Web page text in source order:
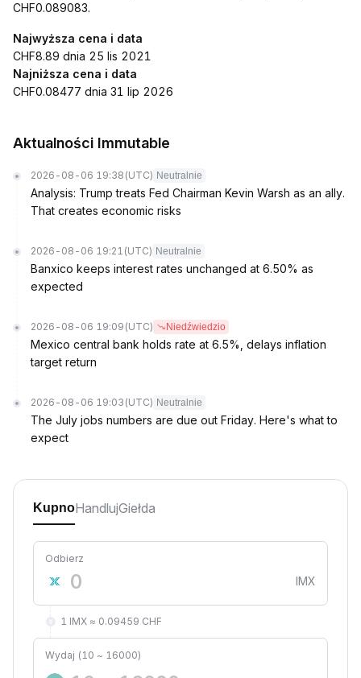
CHF0.089083.
Najwyższa cena i data
CHF8.89 dnia 25 lis 2021
Najniższa cena i data
CHF0.08477 dnia 31 lip 2026
Aktualności Immutable
2026-08-06 19:38 (UTC) Neutralnie
Analysis: Trump treats Fed Chairman Kevin Warsh as an ally.
That creates economic risks
2026-08-06 19:21 (UTC) Neutralnie
Banxico keeps interest rates unchanged at 6.50% as
expected
2026-08-06 19:09 (UTC) Niedźwiedzio
Mexico central bank holds rate at 6.5%, delays inflation
target return
2026-08-06 19:03 (UTC) Neutralnie
The July jobs numbers are due out Friday. Here's what to
expect
KupnoHandlujGiełda
Odbierz
IMX
1 IMX ≈ 0.09459 CHF
Wydaj (10 ~ 16000)